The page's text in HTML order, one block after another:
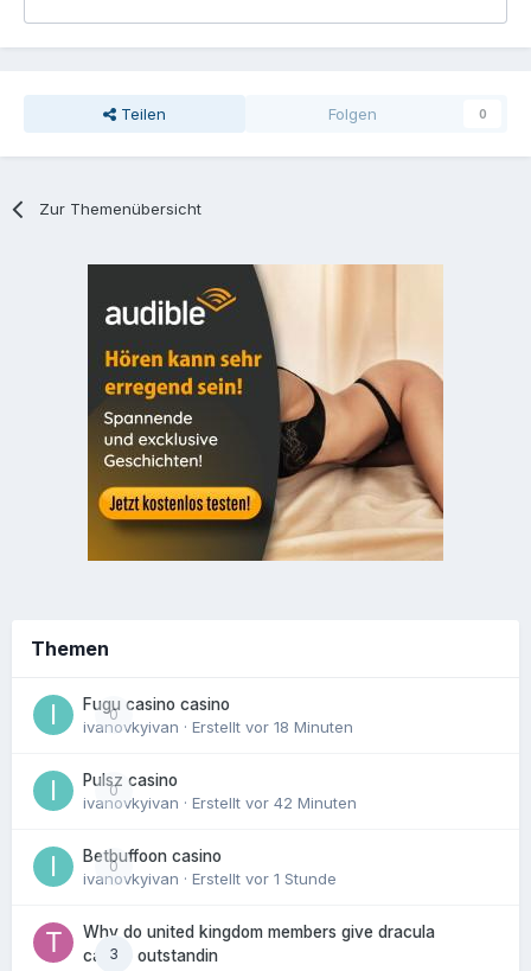
Teilen Folgen 0
Zur Themenübersicht
Themen
0
Fugu casino casino
ivanovkyivan · Erstellt vor 18 Minuten
0
Pulsz casino
ivanovkyivan · Erstellt vor 42 Minuten
0
Betbuffoon casino
ivanovkyivan · Erstellt vor 1 Stunde
3
Why do united kingdom members give dracula
casino outstandin